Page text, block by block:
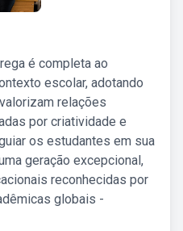
é completa ao
escolar, adotando
relações
por criatividade e
os estudantes em sua
geração excepcional,
reconhecidas por
globais -